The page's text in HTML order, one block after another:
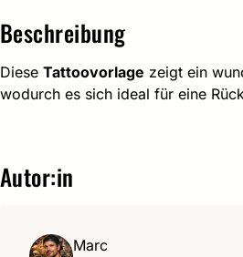
Beschreibung
Diese Tattoovorlage zeigt ein
wodurch es sich ideal für eine
Autor:in
Marc